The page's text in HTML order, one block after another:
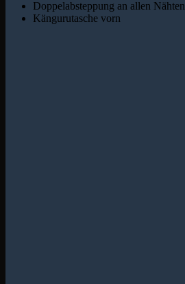
Doppelabsteppung an allen Nähten
Kängurutasche vorn